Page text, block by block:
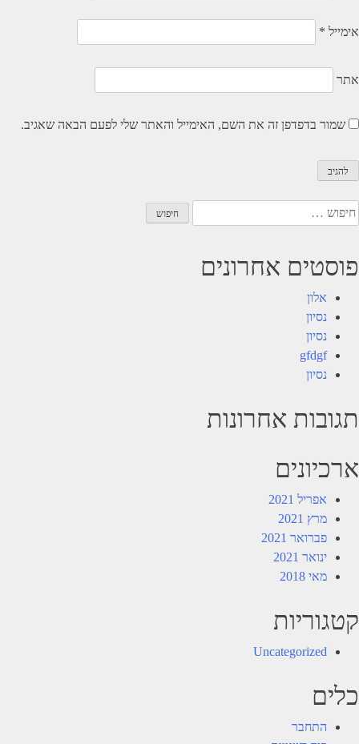
אימייל *
אתר
שמור בדפדפן זה את השם, האימייל והאתר שלי לפעם הבאה שאגיב.
חיפוש:
פוסטים אחרונים
אלון
נסיון
נסיון
gfdgf
נסיון
תגובות אחרונות
ארכיונים
אפריל 2021
מרץ 2021
פברואר 2021
ינואר 2021
מאי 2018
קטגוריות
Uncategorized
כלים
התחבר